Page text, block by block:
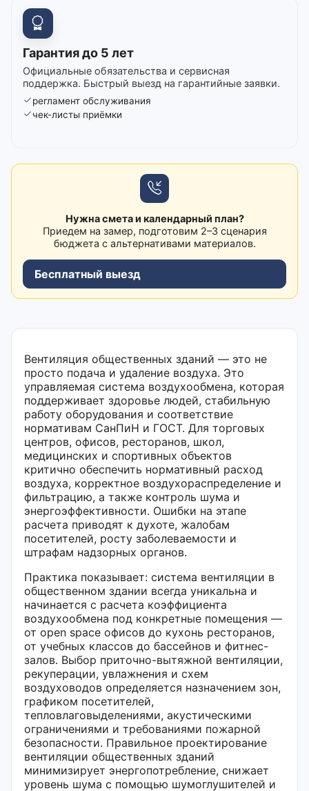
Гарантия до 5 лет
Официальные обязательства и сервисная
поддержка. Быстрый выезд на гарантийные заявки.
регламент обслуживания
чек-листы приёмки
Нужна смета и календарный план?
Приедем на замер, подготовим 2–3 сценария
бюджета с альтернативами материалов.
Бесплатный выезд
Вентиляция общественных зданий — это не
просто подача и удаление воздуха. Это
управляемая система воздухообмена, которая
поддерживает здоровье людей, стабильную
работу оборудования и соответствие
нормативам СанПиН и ГОСТ. Для торговых
центров, офисов, ресторанов, школ,
медицинских и спортивных объектов
критично обеспечить нормативный расход
воздуха, корректное воздухораспределение и
фильтрацию, а также контроль шума и
энергоэффективности. Ошибки на этапе
расчета приводят к духоте, жалобам
посетителей, росту заболеваемости и
штрафам надзорных органов.
Практика показывает: система вентиляции в
общественном здании всегда уникальна и
начинается с расчета коэффициента
воздухообмена под конкретные помещения —
от open space офисов до кухонь ресторанов,
от учебных классов до бассейнов и фитнес-
залов. Выбор приточно-вытяжной вентиляции,
рекуперации, увлажнения и схем
воздуховодов определяется назначением зон,
графиком посетителей,
тепловлаговыделениями, акустическими
ограничениями и требованиями пожарной
безопасности. Правильное проектирование
вентиляции общественных зданий
минимизирует энергопотребление, снижает
уровень шума с помощью шумоглушителей и